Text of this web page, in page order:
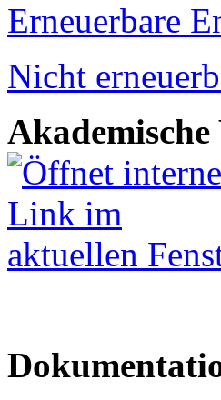
Erneuerbare
Nicht
Akademische